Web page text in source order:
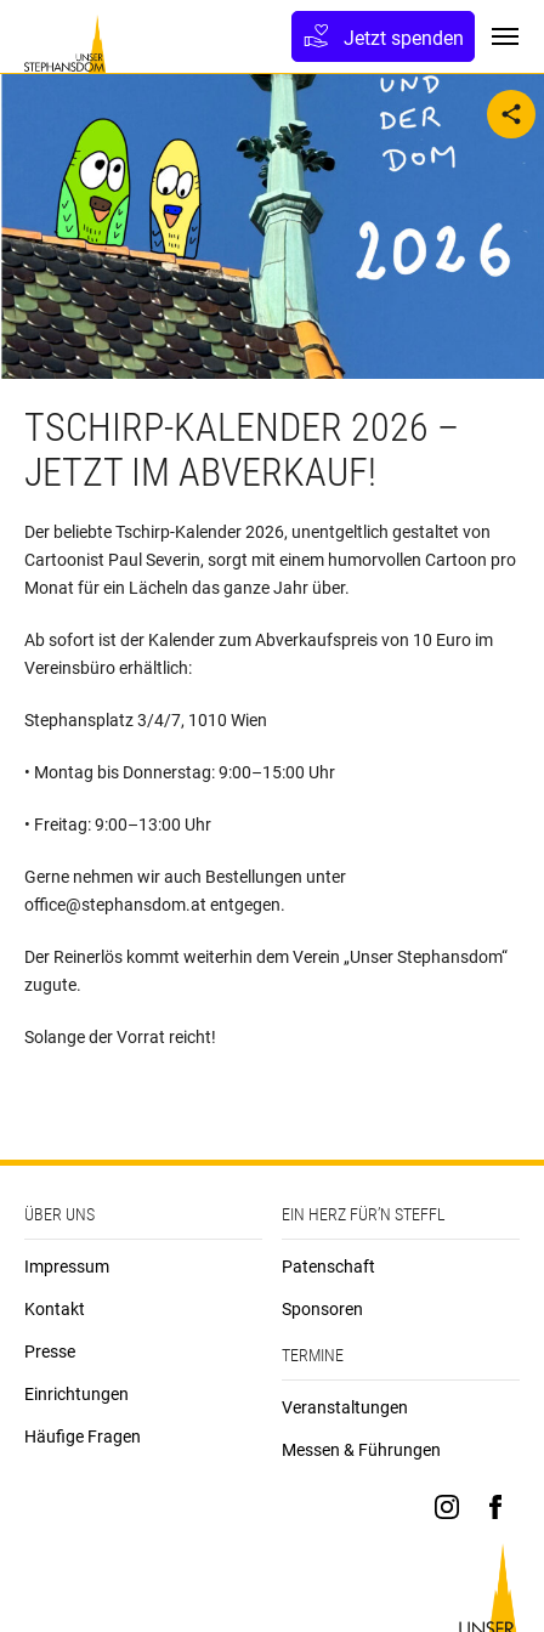
springen
Jetzt spenden
TSCHIRP-KALENDER 2026 –
JETZT IM ABVERKAUF!
Der beliebte Tschirp-Kalender 2026, unentgeltlich gestaltet von
Cartoonist Paul Severin, sorgt mit einem humorvollen Cartoon pro
Monat für ein Lächeln das ganze Jahr über.
Ab sofort ist der Kalender zum Abverkaufspreis von 10 Euro im
Vereinsbüro erhältlich:
Stephansplatz 3/4/7, 1010 Wien
• Montag bis Donnerstag: 9:00–15:00 Uhr
• Freitag: 9:00–13:00 Uhr
Gerne nehmen wir auch Bestellungen unter
office@stephansdom.at entgegen.
Der Reinerlös kommt weiterhin dem Verein „Unser Stephansdom“
zugute.
Solange der Vorrat reicht!
ÜBER UNS
Impressum
Kontakt
Presse
Einrichtungen
Häufige Fragen
EIN HERZ FÜR’N STEFFL
Patenschaft
Sponsoren
TERMINE
Veranstaltungen
Messen & Führungen